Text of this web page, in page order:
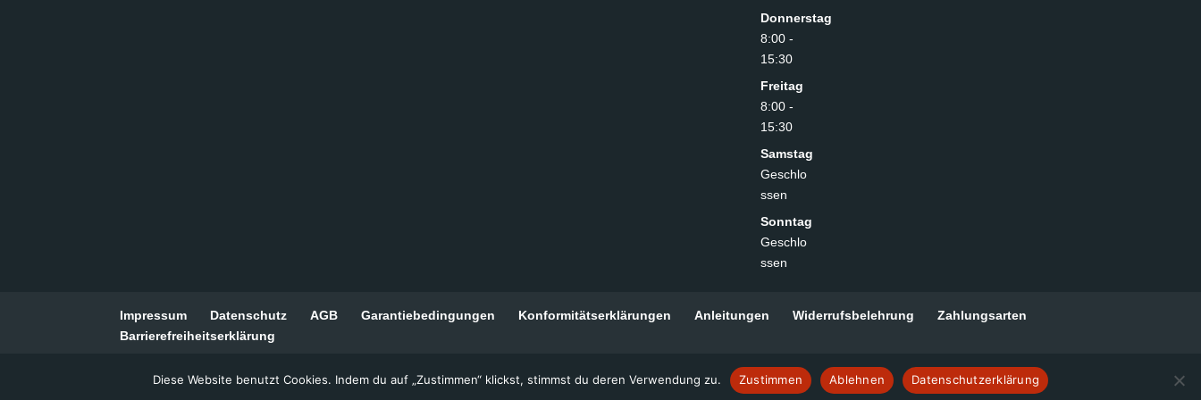
Donnerstag
8:00 -
15:30
Freitag
8:00 -
15:30
Samstag
Geschlo
ssen
Sonntag
Geschlo
ssen
Impressum Datenschutz AGB Garantiebedingungen Konformitätserklärungen Anleitungen Widerrufsbelehrung
Zahlungsarten
Barrierefreiheitserklärung
© 2026 AXDIA International GmbH
Diese Website benutzt Cookies. Indem du auf „Zustimmen“ klickst, stimmst du deren Verwendung zu. Zustimmen Ablehnen Datenschutzerklärung